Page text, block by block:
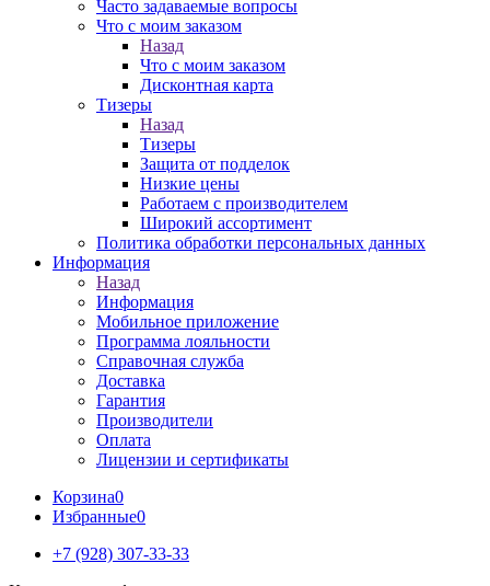
Часто задаваемые вопросы
Что с моим заказом
Назад
Что с моим заказом
Дисконтная карта
Тизеры
Назад
Тизеры
Защита от подделок
Низкие цены
Работаем с производителем
Широкий ассортимент
Политика обработки персональных данных
Информация
Назад
Информация
Мобильное приложение
Программа лояльности
Справочная служба
Доставка
Гарантия
Производители
Оплата
Лицензии и сертификаты
Корзина0
Избранные0
+7 (928) 307-33-33